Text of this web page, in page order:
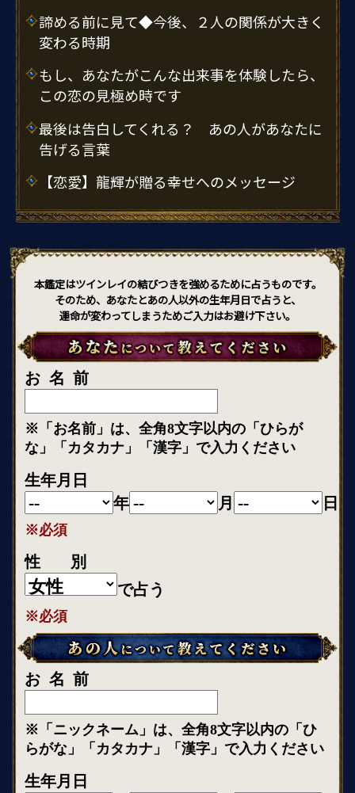
諦める前に見て◆今後、２人の関係が大きく
変わる時期
もし、あなたがこんな出来事を体験したら、
この恋の見極め時です
最後は告白してくれる？ あの人があなたに
告げる言葉
【恋愛】龍輝が贈る幸せへのメッセージ
本鑑定はツインレイの結びつきを強めるために占うものです。
そのため、あなたとあの人以外の生年月日で占うと、
運命が変わってしまうためご入力はお避け下さい。
お名前
※「お名前」は、全角8文字以内の「ひらが
な」「カタカナ」「漢字」で入力ください
生年月日
年
月 日
※必須
性別
で占う
※必須
お名前
※「ニックネーム」は、全角8文字以内の「ひ
らがな」「カタカナ」「漢字」で入力ください
生年月日